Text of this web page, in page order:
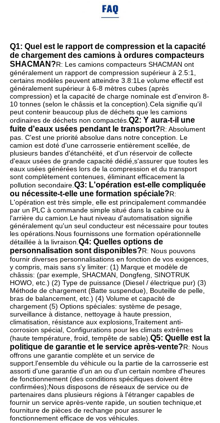
Q1: Quel est le rapport de compression et la capacité
de chargement des camions à ordures compacteurs
SHACMAN?R: Les camions compacteurs SHACMAN ont
généralement un rapport de compression supérieur à 2.5:1,
certains modèles peuvent atteindre 3.8:1Le volume effectif est
généralement supérieur à 6-8 mètres cubes (après
compression) et la capacité de charge nominale est d'environ 8-
10 tonnes (selon le châssis et la conception).Cela signifie qu'il
peut contenir beaucoup plus de déchets que les camions
ordinaires de déchets non compactés.Q2: Y aura-t-il une
fuite d'eaux usées pendant le transport?R: Absolument
pas. C'est une priorité absolue dans notre conception. Le
camion est doté d'une carrosserie entièrement scellée, de
plusieurs bandes d'étanchéité, et d'un réservoir de collecte
d'eaux usées de grande capacité dédié,s'assurer que toutes les
eaux usées générées lors de la compression et du transport
sont complètement contenues, éliminant efficacement la
pollution secondaire.Q3: L'opération est-elle compliquée
ou nécessite-t-elle une formation spéciale?R:
L'opération est très simple, elle est principalement commandée
par un PLC à commande simple situé dans la cabine ou à
l'arrière du camion.Le haut niveau d'automatisation signifie
généralement qu'un seul conducteur est nécessaire pour toutes
les opérations.Nous fournissons une formation opérationnelle
détaillée à la livraison.Q4: Quelles options de
personnalisation sont disponibles?R: Nous pouvons
fournir diverses personnalisations en fonction de vos exigences,
y compris, mais sans s'y limiter: (1) Marque et modèle de
châssis: (par exemple, SHACMAN, Dongfeng, SINOTRUK
HOWO, etc.) (2) Type de puissance (Diesel / électrique pur) (3)
Méthode de chargement (Batte suspendue), Bouteille de pelle,
bras de balancement, etc.) (4) Volume et capacité de
chargement (5) Options spéciales: système de pesage,
surveillance à distance, nettoyage à haute pression,
climatisation, résistance aux explosions,Traitement anti-
corrosion spécial, Configurations pour les climats extrêmes
(haute température, froid, tempête de sable).Q5: Quelle est la
politique de garantie et le service après-vente?R: Nous
offrons une garantie complète et un service de
support.l'ensemble du véhicule ou la partie de la carrosserie est
assorti d'une garantie d'un an ou d'un certain nombre d'heures
de fonctionnement (des conditions spécifiques doivent être
confirmées);Nous disposons de réseaux de service ou de
partenaires dans plusieurs régions à l'étranger capables de
fournir un service après-vente rapide, un soutien technique,et
fourniture de pièces de rechange pour assurer le
fonctionnement efficace de vos véhicules.